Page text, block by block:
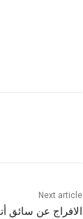
Next article
الافراج عن سائق